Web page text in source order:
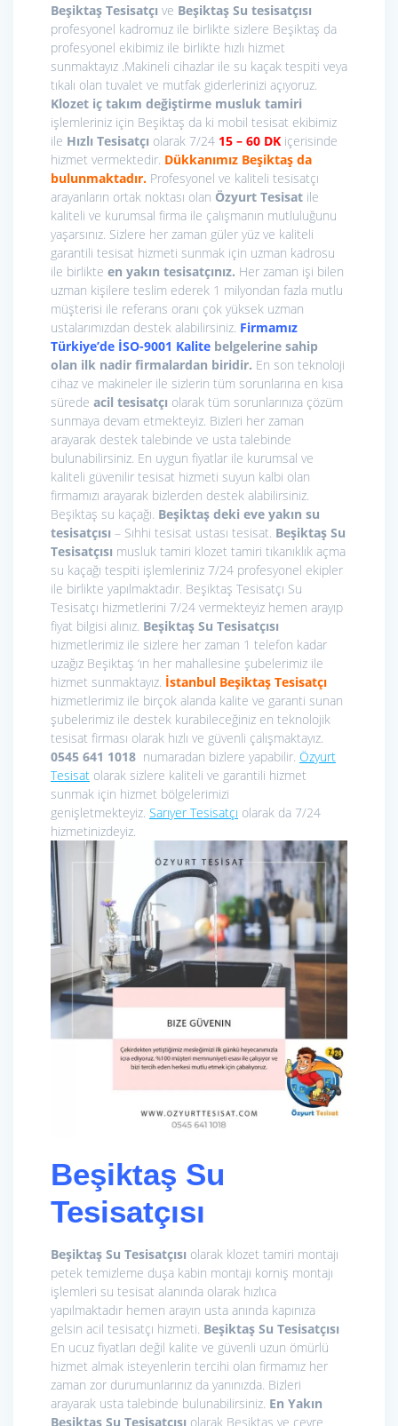
Beşiktaş Tesisatçı ve Beşiktaş Su tesisatçısı
profesyonel kadromuz ile birlikte sizlere Beşiktaş da
profesyonel ekibimiz ile birlikte hızlı hizmet
sunmaktayız .Makineli cihazlar ile su kaçak tespiti veya
tıkalı olan tuvalet ve mutfak giderlerinizi açıyoruz.
Klozet iç takım değiştirme musluk tamiri
işlemleriniz için Beşiktaş da ki mobil tesisat ekibimiz
ile Hızlı Tesisatçı olarak 7/24 15 – 60 DK içerisinde
hizmet vermektedir. Dükkanımız Beşiktaş da
bulunmaktadır. Profesyonel ve kaliteli tesisatçı
arayanların ortak noktası olan Özyurt Tesisat ile
kaliteli ve kurumsal firma ile çalışmanın mutluluğunu
yaşarsınız. Sizlere her zaman güler yüz ve kaliteli
garantili tesisat hizmeti sunmak için uzman kadrosu
ile birlikte en yakın tesisatçınız. Her zaman işi bilen
uzman kişilere teslim ederek 1 milyondan fazla mutlu
müşterisi ile referans oranı çok yüksek uzman
ustalarımızdan destek alabilirsiniz. Firmamız
Türkiye’de İSO-9001 Kalite belgelerine sahip
olan ilk nadir firmalardan biridir. En son teknoloji
cihaz ve makineler ile sizlerin tüm sorunlarına en kısa
sürede acil tesisatçı olarak tüm sorunlarınıza çözüm
sunmaya devam etmekteyiz. Bizleri her zaman
arayarak destek talebinde ve usta talebinde
bulunabilirsiniz. En uygun fiyatlar ile kurumsal ve
kaliteli güvenilir tesisat hizmeti suyun kalbi olan
firmamızı arayarak bizlerden destek alabilirsiniz.
Beşiktaş su kaçağı. Beşiktaş deki eve yakın su
tesisatçısı – Sıhhi tesisat ustası tesisat. Beşiktaş Su
Tesisatçısı musluk tamiri klozet tamiri tıkanıklık açma
su kaçağı tespiti işlemleriniz 7/24 profesyonel ekipler
ile birlikte yapılmaktadır. Beşiktaş Tesisatçı Su
Tesisatçı hizmetlerini 7/24 vermekteyiz hemen arayıp
fiyat bilgisi alınız. Beşiktaş Su Tesisatçısı
hizmetlerimiz ile sizlere her zaman 1 telefon kadar
uzağız Beşiktaş ‘ın her mahallesine şubelerimiz ile
hizmet sunmaktayız. İstanbul Beşiktaş Tesisatçı
hizmetlerimiz ile birçok alanda kalite ve garanti sunan
şubelerimiz ile destek kurabileceğiniz en teknolojik
tesisat firması olarak hızlı ve güvenli çalışmaktayız.
0545 641 1018 numaradan bizlere yapabilir. Özyurt
Tesisat olarak sizlere kaliteli ve garantili hizmet
sunmak için hizmet bölgelerimizi
genişletmekteyiz. Sarıyer Tesisatçı olarak da 7/24
hizmetinizdeyiz.
Beşiktaş Su
Tesisatçısı
Beşiktaş Su Tesisatçısı olarak klozet tamiri montajı
petek temizleme duşa kabin montajı korniş montajı
işlemleri su tesisat alanında olarak hızlıca
yapılmaktadır hemen arayın usta anında kapınıza
gelsin acil tesisatçı hizmeti. Beşiktaş Su Tesisatçısı
En ucuz fiyatları değil kalite ve güvenli uzun ömürlü
hizmet almak isteyenlerin tercihi olan firmamız her
zaman zor durumunlarınız da yanınızda. Bizleri
arayarak usta talebinde bulunabilirsiniz. En Yakın
Beşiktaş Su Tesisatçısı olarak Beşiktaş ve çevre